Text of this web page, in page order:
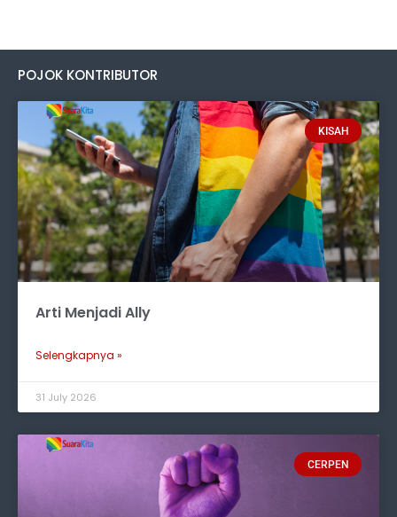
POJOK KONTRIBUTOR
KISAH
Arti Menjadi Ally
Selengkapnya »
31 July 2026
CERPEN